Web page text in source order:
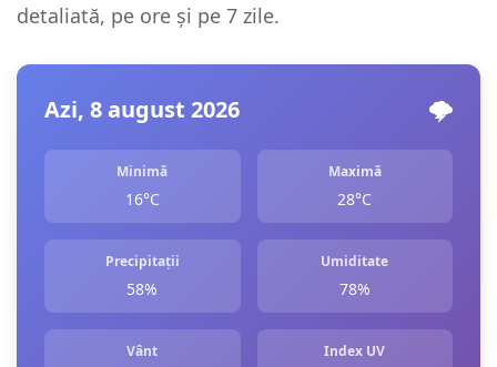
detaliată, pe ore și pe 7 zile.
Azi, 8 august 2026 🌩️
Minimă
16°C
Maximă
28°C
Precipitații
58%
Umiditate
78%
Vânt Index UV